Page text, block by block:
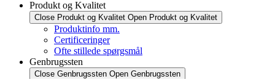
Produkt og Kvalitet
Close Produkt og Kvalitet Open Produkt og Kvalitet
Produktinfo mm.
Certificeringer
Ofte stillede spørgsmål
Genbrugssten
Close Genbrugssten Open Genbrugssten